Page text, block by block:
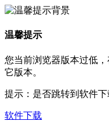
温馨提示
您当前浏览器版本过低
它版本。
提示：是否跳转到软件
软件下载